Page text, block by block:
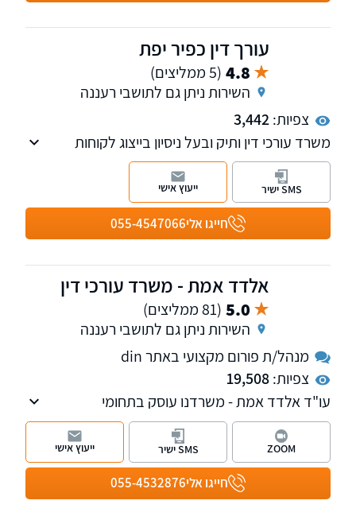
עורך דין כפיר יפת
4.8 (5 ממליצים)
השירות ניתן גם לתושבי רעננה
צפיות:3,442
משרד עורכי דין ותיק ובעל ניסיון בייצוג לקוחות
כפיר יפת מנוסה ומיומן מאוד בחקירות עדים, הגשת
ראיות וליווי מומחים לעדות בבית משפט, לרבות
ייצוג גופים גדולים במשק ורשויות מקומיות
מהגדולות והמובילות בישראל. למשרד מספר
ומיסים. חבר בפורום בתי המשפט של לשכת עורכי
חייגו אלי055-4547066
SMS ישיר ייעוץ אישי
אלדד אמת - משרד עורכי דין
5.0 (81 ממליצים)
השירות ניתן גם לתושבי רעננה
מנהל/ת פורום מקצועי באתר din
צפיות:19,508
עו"ד אלדד אמת - משרדנו עוסק בתחומי
המקרקעין והאזרחי-מסחרי.
חייגו אלי055-4532876
ZOOM SMS ישיר ייעוץ אישי